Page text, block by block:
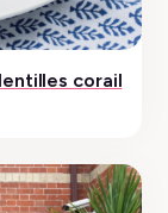
corail